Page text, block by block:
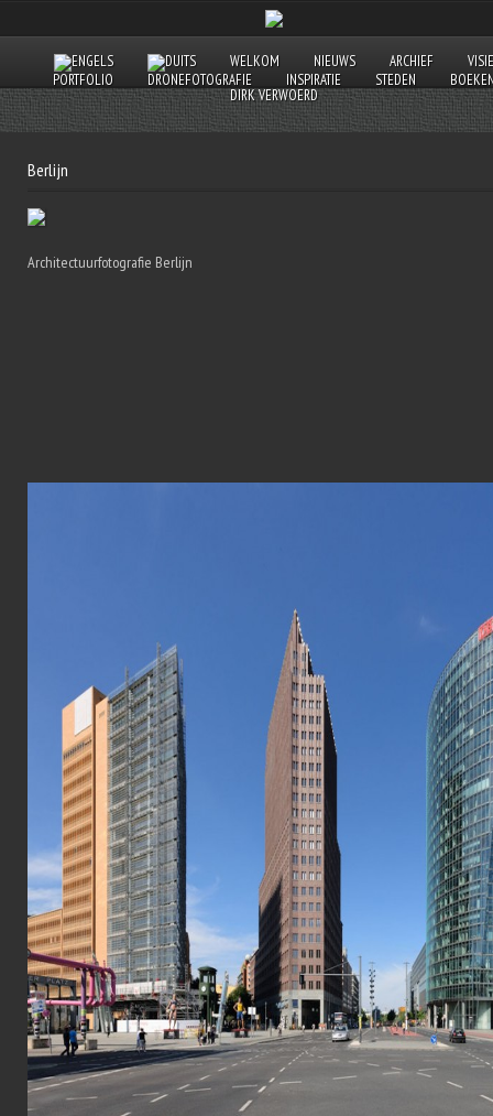
WELKOM NIEUWS ARCHIEF
VISIE
PORTFOLIO
DRONEFOTOGRAFIE INSPIRATIE STEDEN
DIRK VERWOERD
Berlijn
Architectuurfotografie Berlijn